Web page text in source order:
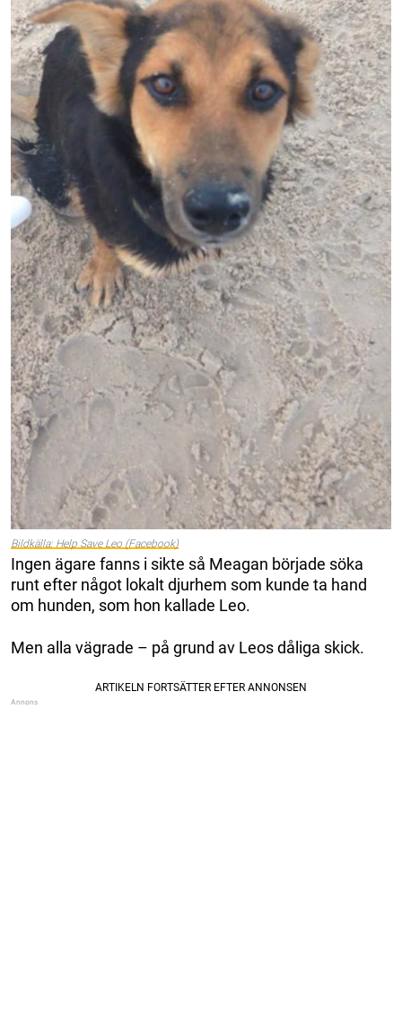
Bildkälla: Help Save Leo (Facebook)
Ingen ägare fanns i sikte så Meagan började söka
runt efter något lokalt djurhem som kunde ta hand
om hunden, som hon kallade Leo.
Men alla vägrade – på grund av Leos dåliga skick.